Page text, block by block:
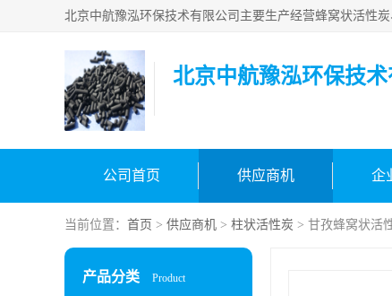
北京中航豫泓环保技术
公司首页 供应商机 企
当前位置： 首页 > 供应商机 > 柱状活性炭 > 甘孜蜂窝状活
产品分类 Product